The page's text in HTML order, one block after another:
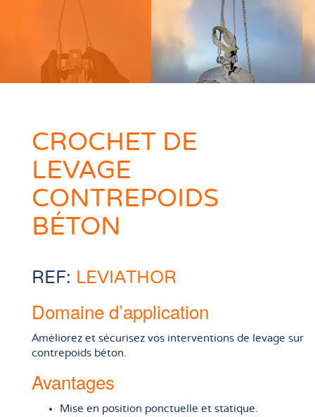
CROCHET DE
LEVAGE
CONTREPOIDS
BÉTON
REF: LEVIATHOR
Domaine d’application
Améliorez et sécurisez vos interventions de levage sur
contrepoids béton.
Avantages
Mise en position ponctuelle et statique.